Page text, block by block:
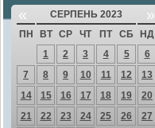
« СЕРПЕНЬ 2023 »
ПН ВТ СР ЧТ ПТ СБ
НД
1
2 3 4 5
6
7
8 9 10 11 12
13
14
15 16 17 18 19
20
21
22 23 24 25 26
27